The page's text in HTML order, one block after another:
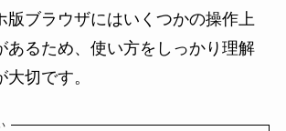
版ブラウザにはいくつかの操作上
あるため、使い方をしっかり理解
切です。